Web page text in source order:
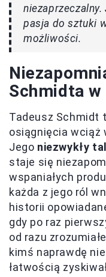
pasja do sztuki
możliwości.
Schmidta
Tadeusz Schmidt
osiągnięcia wciąż
Jego niezwykły
staje się
wspaniałych
każda z jego ról
historii
gdy po raz
od razu
kimś naprawdę
łatwością